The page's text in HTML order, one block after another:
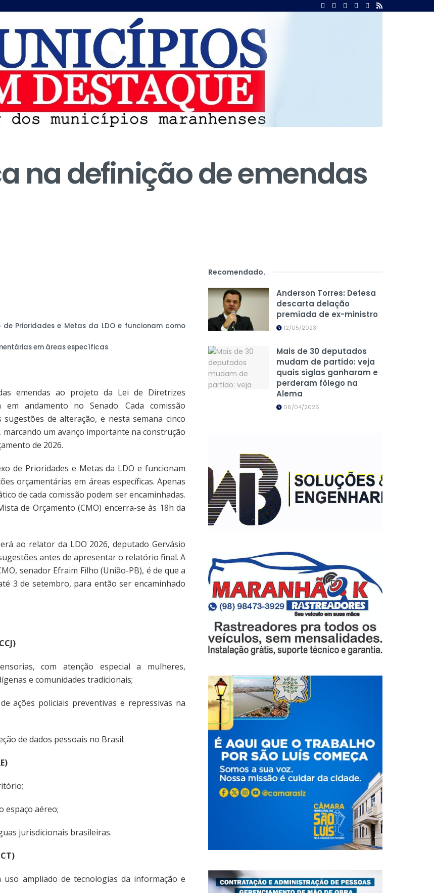
na definição de emendas
Prioridades e Metas da LDO e funcionam como
em áreas específicas
emendas ao projeto da Lei de Diretrizes
andamento no Senado. Cada comissão
de alteração, e nesta semana cinco
um avanço importante na construção
de 2026.
de Prioridades e Metas da LDO e funcionam
orçamentárias em áreas específicas. Apenas
de cada comissão podem ser encaminhadas.
de Orçamento (CMO) encerra-se às 18h da
ao relator da LDO 2026, deputado Gervásio
antes de apresentar o relatório final. A
senador Efraim Filho (União-PB), é de que a
3 de setembro, para então ser encaminhado
com atenção especial a mulheres,
e comunidades tradicionais;
ações policiais preventivas e repressivas na
de dados pessoais no Brasil.
espaço aéreo;
jurisdicionais brasileiras.
ampliado de tecnologias da informação e
Recomendado.
Anderson Torres: Defesa
descarta delação
premiada de ex-ministro
12/05/2023
Mais de 30 deputados
mudam de partido: veja
quais siglas ganharam e
perderam fôlego na
Alema
06/04/2026